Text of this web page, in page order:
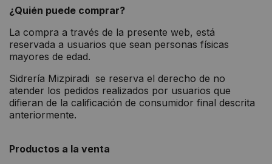
¿Quién puede comprar?
La compra a través de la presente web, está
reservada a usuarios que sean personas físicas
mayores de edad.
Sidrería Mizpiradi se reserva el derecho de no
atender los pedidos realizados por usuarios que
difieran de la calificación de consumidor final descrita
anteriormente.
Productos a la venta